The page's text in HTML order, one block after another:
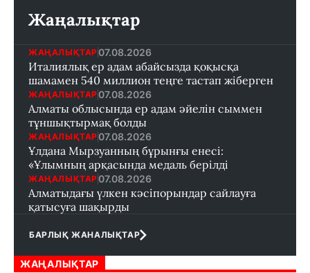
Жаңалықтар
ЖАҢАЛЫҚТАР 07.08.2026
Италиялық ер адам абайсызда қоқысқа
шамамен 540 миллион теңге тастап жіберген
ЖАҢАЛЫҚТАР 07.08.2026
Алматы облысында ер адам әйелін сыммен
тұншықтырмақ болды
ЖАҢАЛЫҚТАР 07.08.2026
Ұлдана Мырзуанның бұрынғы енесі:
«Ұлымның арқасында медаль берілді
ЖАҢАЛЫҚТАР 07.08.2026
Алматыдағы үлкен кәсіпорындар сайлауға
қатысуға шақырды
БАРЛЫҚ ЖАНАЛЫҚТАР
ЖАҢАЛЫҚТАР